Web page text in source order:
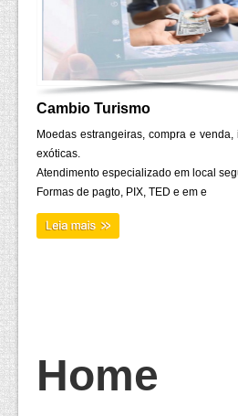
Cambio Turismo
Moedas estrangeiras, compra e venda,
exóticas.
Atendimento especializado em local
Formas de pagto, PIX, TED e em e
Home